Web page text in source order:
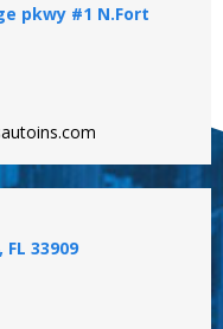
pkwy #1 N.Fort
FL 33909